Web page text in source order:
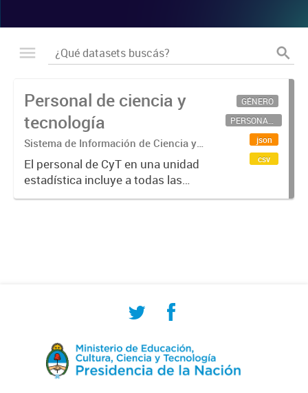
Personal de ciencia y
tecnología
Sistema de Información de Ciencia y
Tecnología Argentino (SICYTAR)
El personal de CyT en una unidad
estadística incluye a todas las
personas involucradas
GÉNERO
PERSONAL CIENTÍFICO-TECNOLÓGICO
json
csv